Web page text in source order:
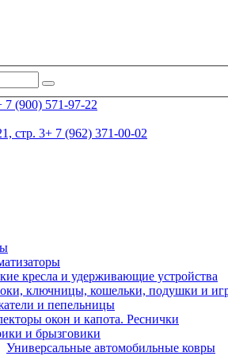
7 (900) 571-97-22
стр. 3+ 7 (962) 371-00-02
кресла и удерживающие устройства
ключницы, кошельки, подушки и
и пепельницы
окон и капота. Реснички
и брызговики
Универсальные автомобильные ковры